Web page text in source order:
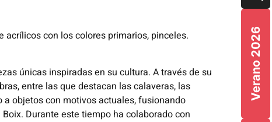
Verano 2026
con los colores primarios, pinceles.
únicas inspiradas en su cultura. A través de su
entre las que destacan las calaveras, las
objetos con motivos actuales, fusionando
Durante este tiempo ha colaborado con